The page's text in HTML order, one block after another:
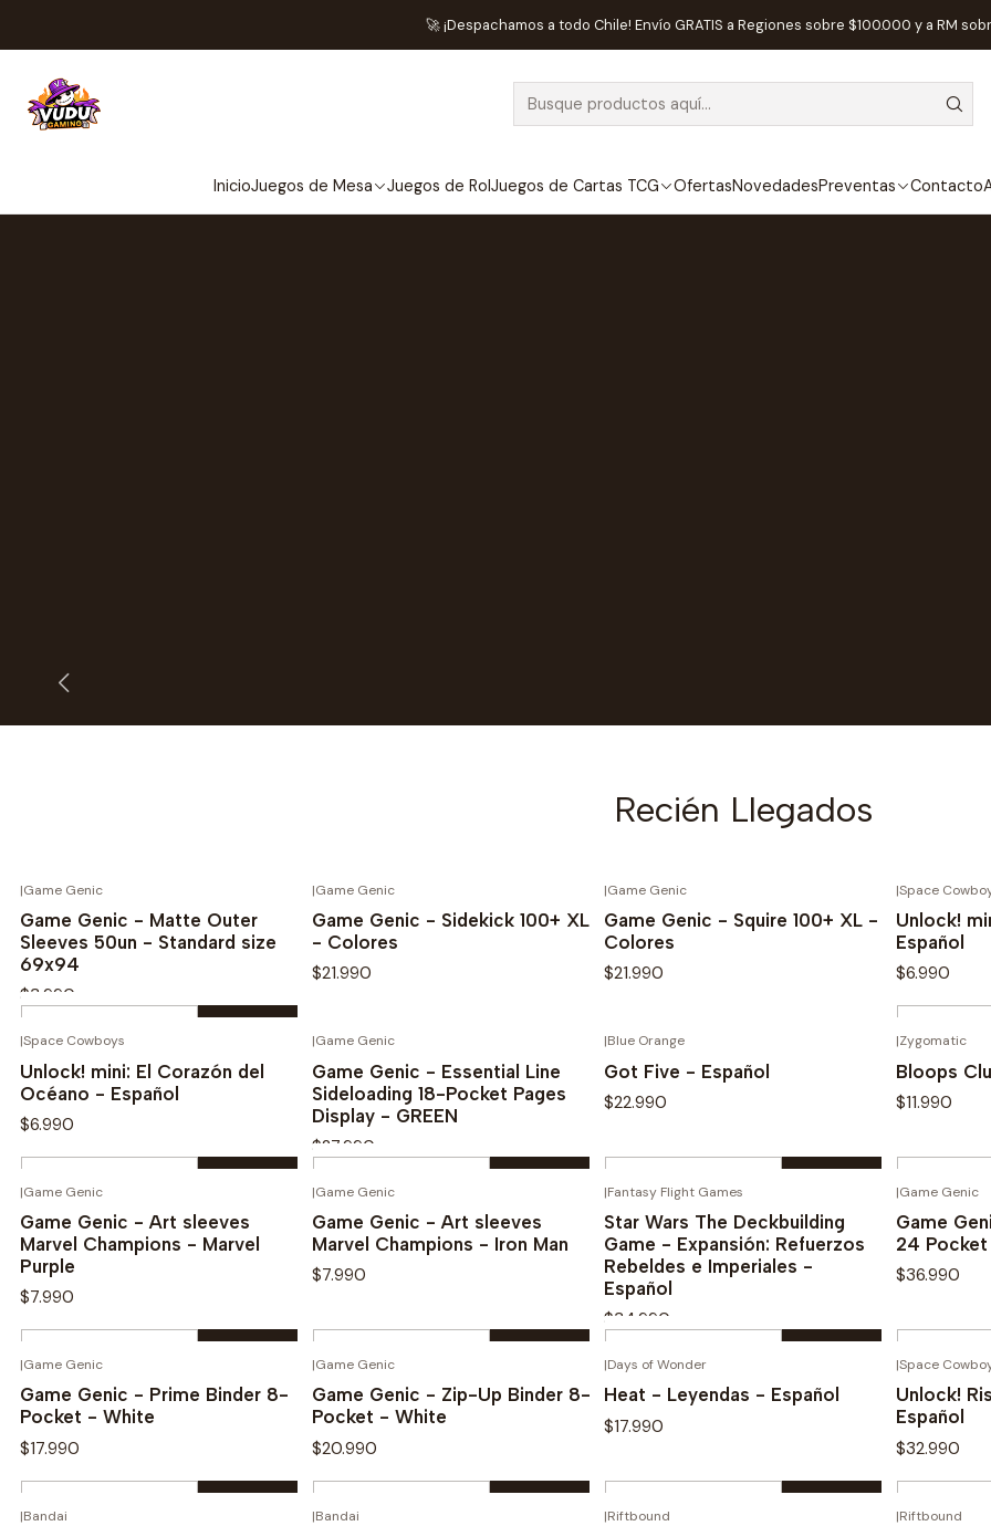
InicioJuegos de Mesa Juegos de RolJuegos de Cartas TCG OfertasNovedadesPreventas Contacto
🚀 ¡Despachamos a todo Chile! Envío GRATIS a Regiones sobre $100.000 y a RM
Recién Llegados
|Game Genic
Game Genic - Matte Outer
Sleeves 50un - Standard size
69x94
$3.990
Cantidad
Comprar ahora
|Game Genic
Game Genic - Sidekick 100+ XL
- Colores
$21.990
|Game Genic
Game Genic - Squire 100+ XL -
Colores
$21.990
|Space
Unlock!
Español
$6.990
Cantidad
|Space Cowboys
Unlock! mini: El Corazón del
Océano - Español
$6.990
Cantidad
Comprar ahora
|Game Genic
Game Genic - Essential Line
Sideloading 18-Pocket Pages
Display - GREEN
$27.990
Cantidad
Comprar ahora
|Blue Orange
Got Five - Español
$22.990
Cantidad
Comprar ahora
|Zygomatic
Bloops
$11.990
Cantidad
|Game Genic
Game Genic - Art sleeves
Marvel Champions - Marvel
Purple
$7.990
Cantidad
Comprar ahora
|Game Genic
Game Genic - Art sleeves
Marvel Champions - Iron Man
$7.990
Cantidad
Comprar ahora
|Fantasy Flight Games
Star Wars The Deckbuilding
Game - Expansión: Refuerzos
Rebeldes e Imperiales -
Español
$34.990
Cantidad
Comprar ahora
|Game Genic
Game
24
$36.990
Cantidad
|Game Genic
Game Genic - Prime Binder 8-
Pocket - White
$17.990
Cantidad
|Game Genic
Game Genic - Zip-Up Binder 8-
Pocket - White
$20.990
Cantidad
|Days of Wonder
Heat - Leyendas - Español
$17.990
Cantidad
|Space
Unlock!
Español
$32.990
Cantidad
|Bandai |Bandai |Riftbound |Riftbound